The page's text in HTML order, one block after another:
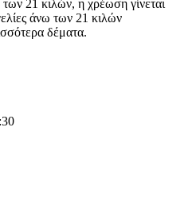
21 κιλών, η χρέωση γίνεται
άνω των 21 κιλών
δέματα.